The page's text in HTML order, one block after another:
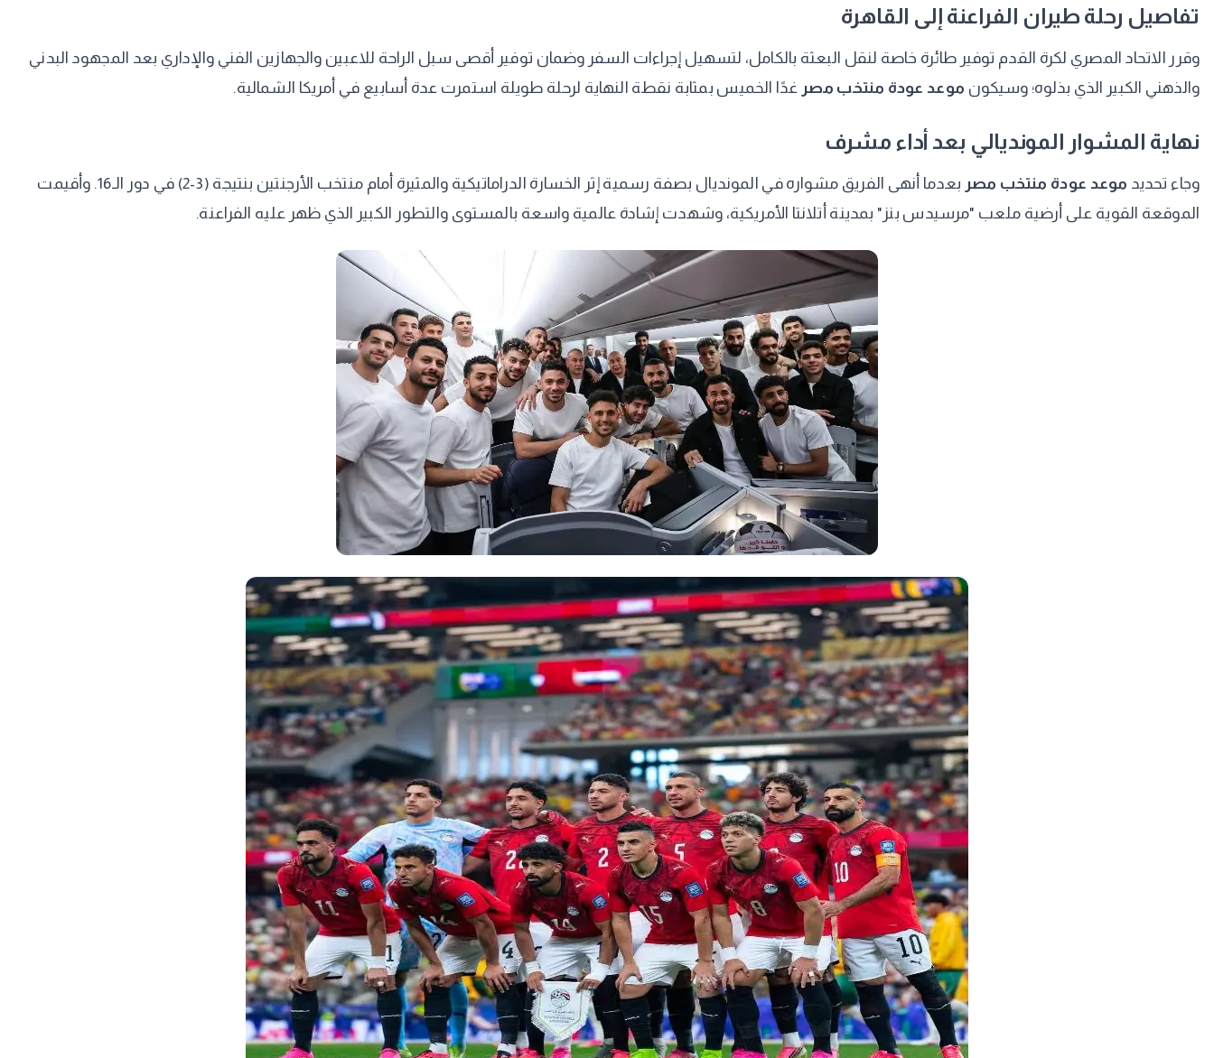
​تفاصيل رحلة طيران الفراعنة إلى القاهرة
​وقرر الاتحاد المصري لكرة القدم توفير طائرة خاصة لنقل البعثة بالكامل، لتسهيل إجراءات السفر وضمان توفير أقصى سبل الراحة للاعبين والجهازين الفني والإداري بعد المجهود البدني
والذهني الكبير الذي بذلوه؛ وسيكون موعد عودة منتخب مصر غدًا الخميس بمثابة نقطة النهاية لرحلة طويلة استمرت عدة أسابيع في أمريكا الشمالية.
​نهاية المشوار المونديالي بعد أداء مشرف
​وجاء تحديد موعد عودة منتخب مصر
بعدما أنهى الفريق مشواره في المونديال بصفة رسمية إثر الخسارة الدراماتيكية والمثيرة أمام منتخب الأرجنتين بنتيجة (3-2) في دور الـ16. وأقيمت
الموقعة القوية على أرضية ملعب "مرسيدس بنز" بمدينة أتلانتا الأمريكية، وشهدت إشادة عالمية واسعة بالمستوى والتطور الكبير الذي ظهر عليه الفراعنة.